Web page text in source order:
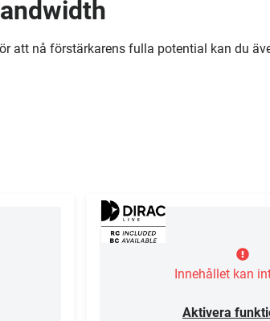
att nå förstärkarens fulla potential kan du
Innehållet kan
Aktivera